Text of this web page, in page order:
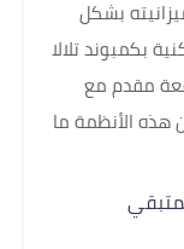
بشكل
بكمبوند تلالا
مقدم مع
هذه الأنظمة ما